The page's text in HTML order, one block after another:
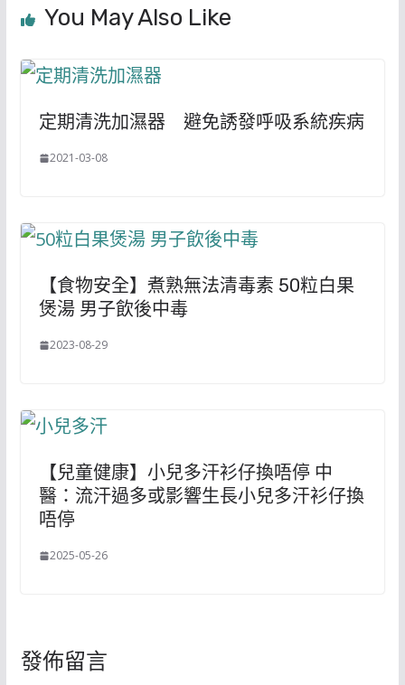
You May Also Like
定期清洗加濕器 避免誘發呼吸系統疾病
2021-03-08
【食物安全】煮熟無法清毒素 50粒白果
煲湯 男子飲後中毒
2023-08-29
【兒童健康】小兒多汗衫仔換唔停 中
醫：流汗過多或影響生長小兒多汗衫仔換
唔停
2025-05-26
發佈留言